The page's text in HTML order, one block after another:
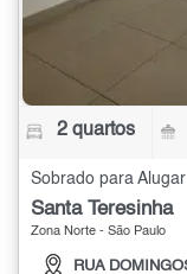
2 quartos
Sobrado para
Santa Teresinha
Zona Norte - São Paulo
RUA